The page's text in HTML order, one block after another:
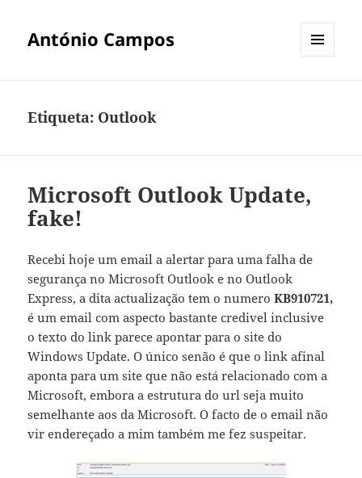
António Campos
Etiqueta: Outlook
Microsoft Outlook Update,
fake!
Recebi hoje um email a alertar para uma falha de
segurança no Microsoft Outlook e no Outlook
Express, a dita actualização tem o numeroKB910721,
é um email com aspecto bastante credivel inclusive
o texto do link parece apontar para o site do
Windows Update. O único senão é que o link afinal
aponta para um site que não está relacionado com a
Microsoft, embora a estrutura do url seja muito
semelhante aos da Microsoft. O facto de o email não
vir endereçado a mim também me fez suspeitar.